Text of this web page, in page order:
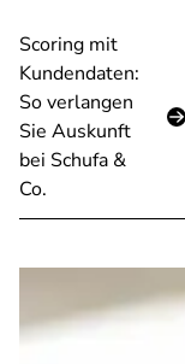
Scoring mit
Kundendaten:
So verlangen
Sie Auskunft
bei Schufa &
Co.